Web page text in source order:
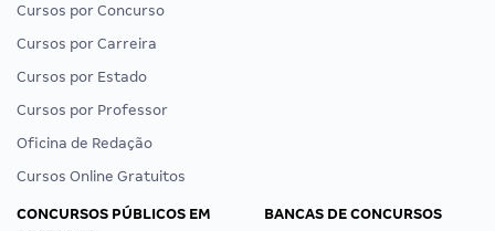
Cursos por Concurso
Cursos por Carreira
Cursos por Estado
Cursos por Professor
Oficina de Redação
Cursos Online Gratuitos
CONCURSOS PÚBLICOS EM
BANCAS DE CONCURSOS